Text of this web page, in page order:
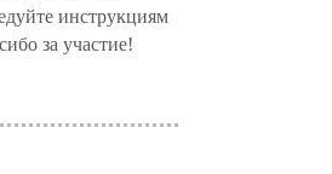
инструкциям
за участие!